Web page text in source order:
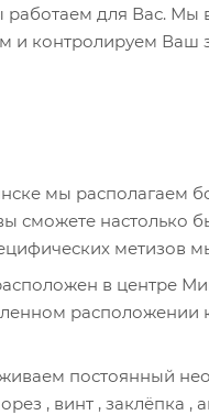
для Вас. Мы
и контролируем Ваш
мы располагаем
сможете настолько
метизов
в центре
расположении
постоянный
, винт , заклёпка ,